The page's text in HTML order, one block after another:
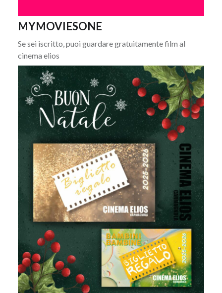
MYMOVIESONE
Se sei iscritto, puoi guardare gratuitamente film al
cinema elios